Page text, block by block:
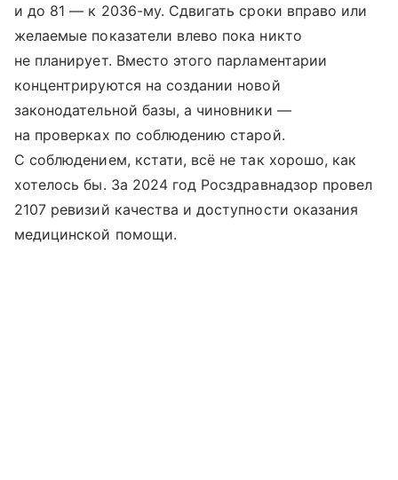
и до 81 — к 2036-му. Сдвигать сроки вправо или
желаемые показатели влево пока никто
не планирует. Вместо этого парламентарии
концентрируются на создании новой
законодательной базы, а чиновники —
на проверках по соблюдению старой.
С соблюдением, кстати, всё не так хорошо, как
хотелось бы. За 2024 год Росздравнадзор провел
2107 ревизий качества и доступности оказания
медицинской помощи.